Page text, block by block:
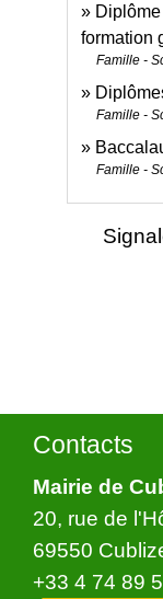
formation
Famille -
Famille -
Famille -
Contacts
Mairie de
20, rue de
69550
+33 4 74 89